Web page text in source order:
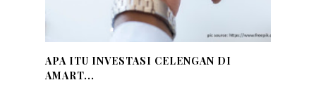
APA ITU INVESTASI CELENGAN DI
AMART...